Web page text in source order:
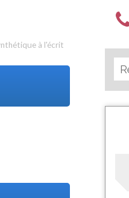
à l'écrit